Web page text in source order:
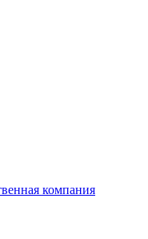
компания